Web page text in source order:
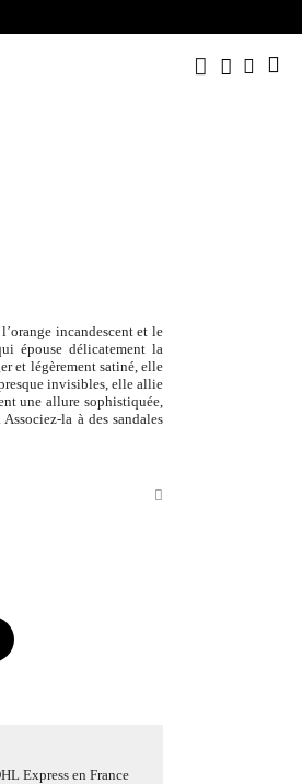
incandescent et le
épouse délicatement la
et légèrement satiné, elle
invisibles, elle allie
une allure sophistiquée,
la à des sandales
Express en France